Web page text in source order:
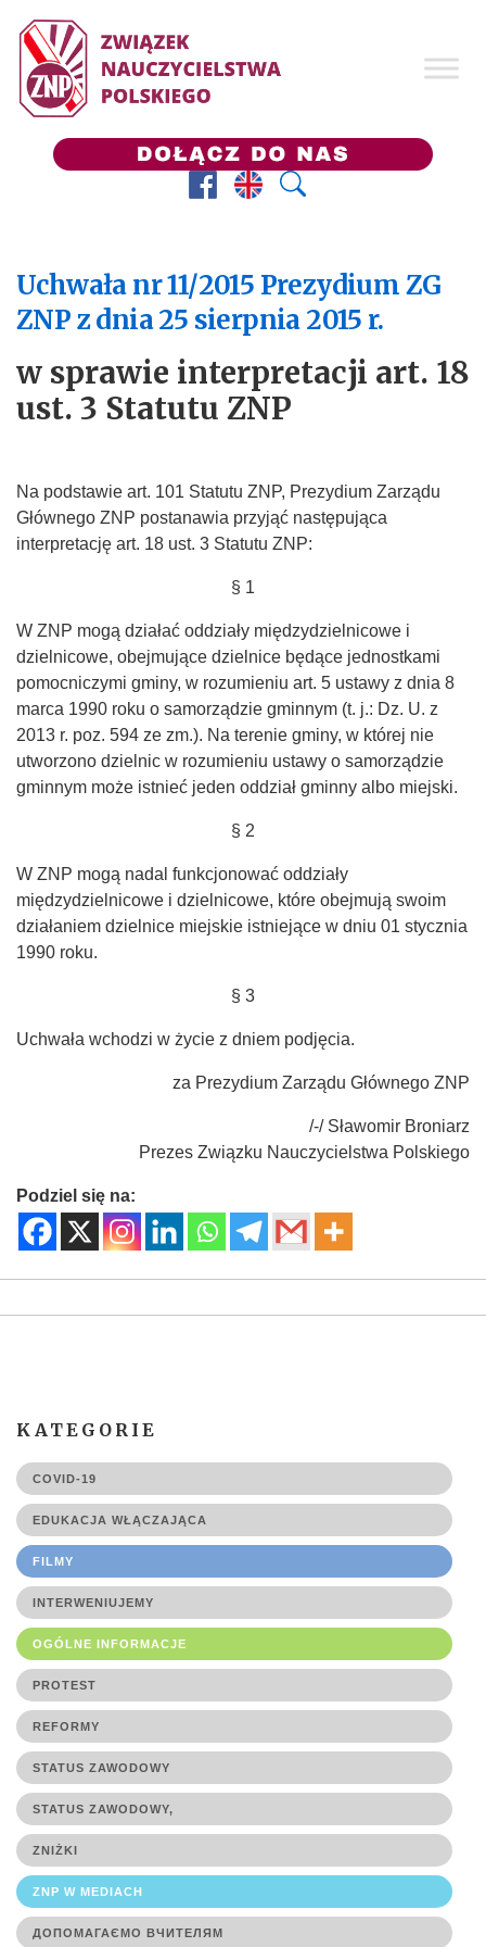
FacebookPrezes ZNP
Wyszukaj
Uchwała nr 11/2015 Prezydium ZG
ZNP z dnia 25 sierpnia 2015 r.
w sprawie interpretacji art. 18
ust. 3 Statutu ZNP
Na podstawie art. 101 Statutu ZNP, Prezydium Zarządu
Głównego ZNP postanawia przyjąć następująca
interpretację art. 18 ust. 3 Statutu ZNP:
§ 1
W ZNP mogą działać oddziały międzydzielnicowe i
dzielnicowe, obejmujące dzielnice będące jednostkami
pomocniczymi gminy, w rozumieniu art. 5 ustawy z dnia 8
marca 1990 roku o samorządzie gminnym (t. j.: Dz. U. z
2013 r. poz. 594 ze zm.). Na terenie gminy, w której nie
utworzono dzielnic w rozumieniu ustawy o samorządzie
gminnym może istnieć jeden oddział gminny albo miejski.
§ 2
W ZNP mogą nadal funkcjonować oddziały
międzydzielnicowe i dzielnicowe, które obejmują swoim
działaniem dzielnice miejskie istniejące w dniu 01 stycznia
1990 roku.
§ 3
Uchwała wchodzi w życie z dniem podjęcia.
za Prezydium Zarządu Głównego ZNP
/-/ Sławomir Broniarz
Prezes Związku Nauczycielstwa Polskiego
Podziel się na:
KATEGORIE
COVID-19
EDUKACJA WŁĄCZAJĄCA
FILMY
INTERWENIUJEMY
OGÓLNE INFORMACJE
PROTEST
REFORMY
STATUS ZAWODOWY
STATUS ZAWODOWY,
ZNIŻKI
ZNP W MEDIACH
ДОПОМАГАЄМО ВЧИТЕЛЯМ